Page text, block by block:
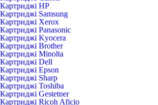
Картриджі HP
Картриджі Samsung
Картриджі Xerox
Картриджі Panasonic
Картриджі Kyocera
Картриджі Brother
Картриджі Minolta
Картриджі Dell
Картриджі Epson
Картриджі Sharp
Картриджі Toshiba
Картриджі Gestetner
Картриджі Ricoh Aficio